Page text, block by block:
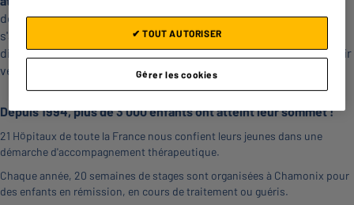
des stages en montagne et l'ascension de « leur Everest » en
s'appuyant sur la force du parallèle symbolique entre la
difficulté de l'ascension d'un sommet et celle du chemin à gravir
vers la guérison.
Depuis 1994, plus de 3 000 enfants ont atteint leur sommet !
21 Hôpitaux de toute la France nous confient leurs jeunes dans une
démarche d'accompagnement thérapeutique.
Chaque année, 20 semaines de stages sont organisées à Chamonix pour
des enfants en rémission, en cours de traitement ou guéris.
Gérer les cookies
✔ TOUT AUTORISER